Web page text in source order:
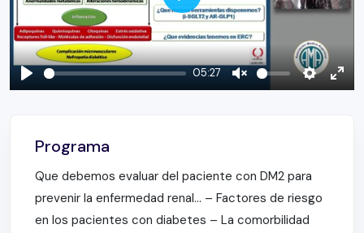
Play
05:27
Unmute Settings
Play
Programa
Que debemos evaluar del paciente con DM2 para
prevenir la enfermedad renal… – Factores de riesgo
en los pacientes con diabetes – La comorbilidad